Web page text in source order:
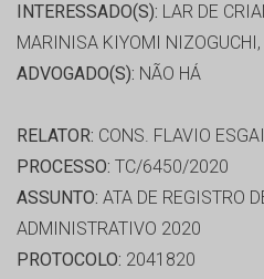
INTERESSADO(S): LAR DE
MARINISA KIYOMI
ADVOGADO(S): NÃO HÁ
RELATOR: CONS. FLAVIO
PROCESSO: TC/6450/2020
ASSUNTO: ATA DE REGISTRO
ADMINISTRATIVO 2020
PROTOCOLO: 2041820